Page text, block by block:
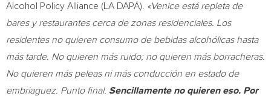
Alcohol Policy Alliance (LA DAPA). «Veniceestá repleta de
bares y restaurantes cerca de zonas residenciales. Los
residentes no quieren consumo de bebidas alcohólicas hasta
más tarde. No quieren más ruido; no quieren más borracheras.
No quieren más peleas ni más conducción en estado de
embriaguez. Punto final. Sencillamente no quieren eso. Por